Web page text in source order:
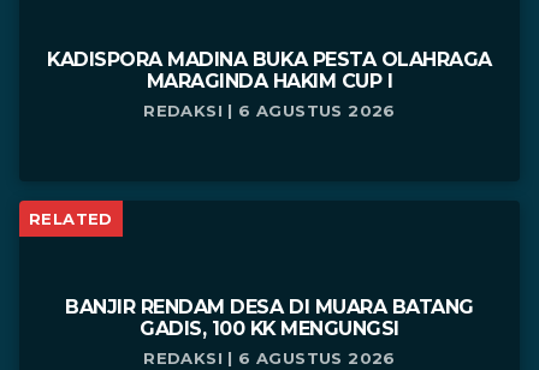
KADISPORA MADINA BUKA PESTA OLAHRAGA
MARAGINDA HAKIM CUP I
REDAKSI | 6 AGUSTUS 2026
RELATED
BANJIR RENDAM DESA DI MUARA BATANG
GADIS, 100 KK MENGUNGSI
REDAKSI | 6 AGUSTUS 2026